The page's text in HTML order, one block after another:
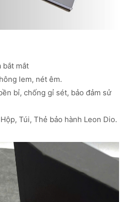
bắt mắt
lem, nét êm.
bỉ, chống gỉ sét, bảo đảm sử
Túi, Thẻ bảo hành Leon Dio.